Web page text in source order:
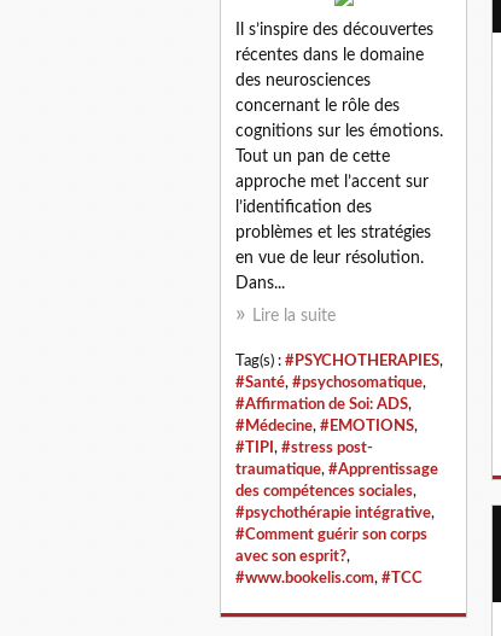
Il s’inspire des découvertes
récentes dans le domaine
des neurosciences
concernant le rôle des
cognitions sur les émotions.
Tout un pan de cette
approche met l’accent sur
l’identification des
problèmes et les stratégies
en vue de leur résolution.
Dans...
Lire la suite
Tag(s) : #PSYCHOTHERAPIES,
#Santé, #psychosomatique,
#Affirmation de Soi: ADS,
#Médecine, #EMOTIONS,
#TIPI , #stress post-
traumatique, #Apprentissage
des compétences sociales,
#psychothérapie intégrative,
#Comment guérir son corps
avec son esprit?,
#www.bookelis.com, #TCC